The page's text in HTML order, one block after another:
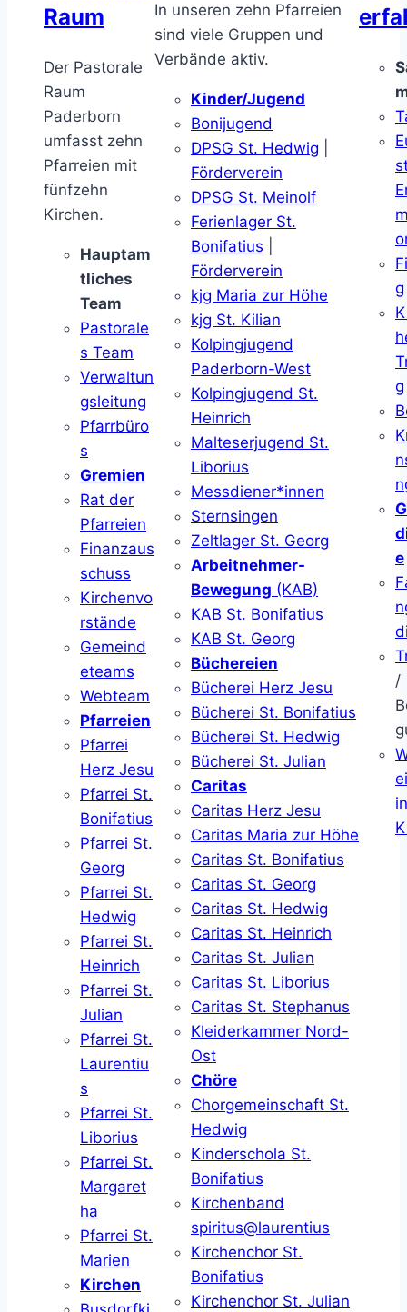
Raum
Der Pastorale
Raum
Paderborn
umfasst zehn
Pfarreien mit
fünfzehn
Kirchen.
Hauptam
tliches
Team
Pastorale
s Team
Verwaltun
gsleitung
Pfarrbüro
s
Gremien
Rat der
Pfarreien
Finanzaus
schuss
Kirchenvo
rstände
Gemeind
eteams
Webteam
Pfarreien
Pfarrei
Herz Jesu
Pfarrei St.
Bonifatius
Pfarrei St.
Georg
Pfarrei St.
Hedwig
Pfarrei St.
Heinrich
Pfarrei St.
Julian
Pfarrei St.
Laurentiu
s
Pfarrei St.
Liborius
Pfarrei St.
Margaret
ha
Pfarrei St.
Marien
Kirchen
In unseren zehn Pfarreien
sind viele Gruppen und
Verbände aktiv.
Kinder/Jugend
Bonijugend
DPSG St. Hedwig
Förderverein
DPSG St. Meinolf
Ferienlager St.
Bonifatius
Förderverein
kjg Maria zur Höhe
kjg St. Kilian
Kolpingjugend
Paderborn-West
Kolpingjugend St.
Heinrich
Malteserjugend St.
Liborius
Messdiener*innen
Sternsingen
Zeltlager St. Georg
Arbeitnehmer-
Bewegung (KAB)
KAB St. Bonifatius
KAB St. Georg
Büchereien
Bücherei Herz Jesu
Bücherei St. Bonifatius
Bücherei St. Hedwig
Bücherei St. Julian
Caritas
Caritas Herz Jesu
Caritas Maria zur Höhe
Caritas St. Bonifatius
Caritas St. Georg
Caritas St. Hedwig
Caritas St. Heinrich
Caritas St. Julian
Caritas St. Liborius
Caritas St. Stephanus
Kleiderkammer Nord-
Ost
Chöre
Chorgemeinschaft St.
Hedwig
Kinderschola St.
Bonifatius
Kirchenband
spiritus@laurentius
Kirchenchor St.
Bonifatius
Kirchenchor St. Julian
g
g
e
/